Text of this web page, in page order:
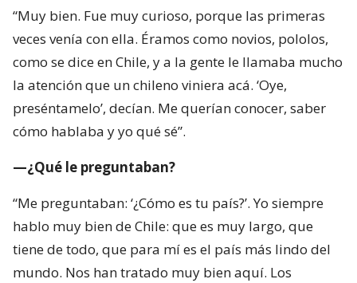
“Muy bien. Fue muy curioso, porque las primeras
veces venía con ella. Éramos como novios, pololos,
como se dice en Chile, y a la gente le llamaba mucho
la atención que un chileno viniera acá. ‘Oye,
preséntamelo’, decían. Me querían conocer, saber
cómo hablaba y yo qué sé”.
—¿Qué le preguntaban?
“Me preguntaban: ‘¿Cómo es tu país?’. Yo siempre
hablo muy bien de Chile: que es muy largo, que
tiene de todo, que para mí es el país más lindo del
mundo. Nos han tratado muy bien aquí. Los